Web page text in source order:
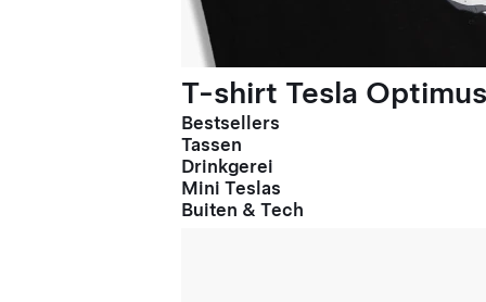
T-shirt Tesla
Bestsellers
Tassen
Drinkgerei
Mini Teslas
Buiten & Tech